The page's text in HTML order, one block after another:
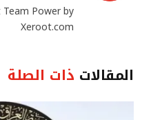
Power by
Xeroot.com
المقالات ذات الصلة